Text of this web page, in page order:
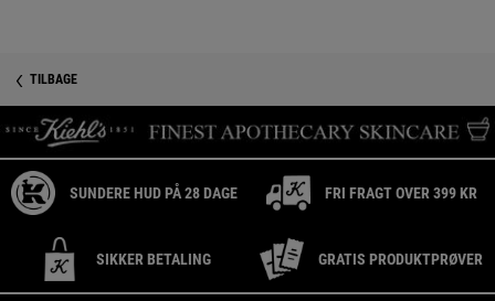
TILBAGE
SUNDERE HUD PÅ 28 DAGE FRI FRAGT OVER 399 KR
SIKKER BETALING GRATIS PRODUKTPRØVER